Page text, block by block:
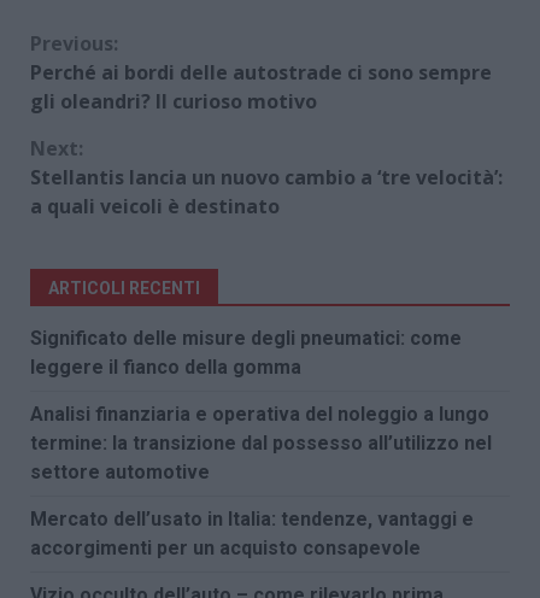
Continue
Reading
Previous:
Perché ai bordi delle autostrade ci sono sempre
gli oleandri? Il curioso motivo
Next:
Stellantis lancia un nuovo cambio a ‘tre velocità’:
a quali veicoli è destinato
ARTICOLI RECENTI
Significato delle misure degli pneumatici: come
leggere il fianco della gomma
Analisi finanziaria e operativa del noleggio a lungo
termine: la transizione dal possesso all’utilizzo nel
settore automotive
Mercato dell’usato in Italia: tendenze, vantaggi e
accorgimenti per un acquisto consapevole